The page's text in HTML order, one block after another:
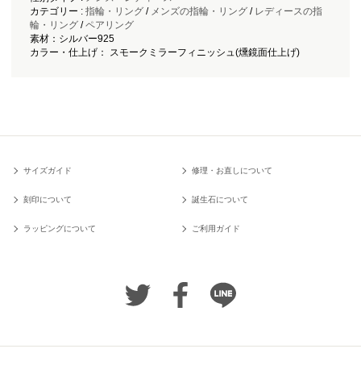
カテゴリー : 指輪・リング/ メンズの指輪・リング/ レディースの指
輪・リング/ペアリング
素材：シルバー925
カラー・仕上げ： スモークミラーフィニッシュ(燻鏡面仕上げ)
サイズガイド 修理・お直しについて
刻印について 誕生石について
ラッピングについて ご利用ガイド